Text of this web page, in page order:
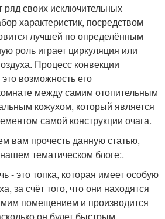
ряд своих исключительных
характеристик, посредством
лучшей по определённым
роль играет циркуляция или
Процесс конвекции
возможность его
между самим отопительным
кожухом, который является
самой конструкции очага.
вам прочесть данную статью,
тематическом блоге:.
- это топка, которая имеет особую
за счёт того, что они находятся
помещением и производится
он будет быстрым,